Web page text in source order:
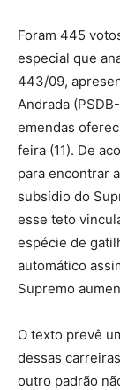
Foram 445
especial que
443/09,
Andrada
emendas
feira (11). De
para encontrar
subsídio do
esse teto
espécie de
automático
Supremo
O texto prevê
dessas
outro padrão